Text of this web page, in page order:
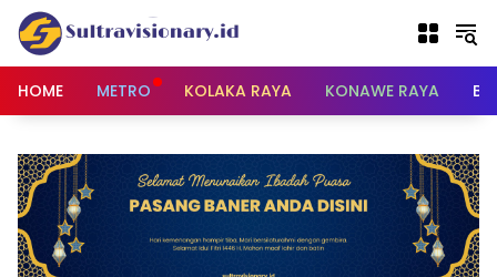
Langsung
konten
HOME
METRO KOLAKA RAYA KONAWE RAYA